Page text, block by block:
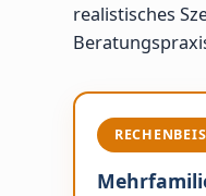
realistisches